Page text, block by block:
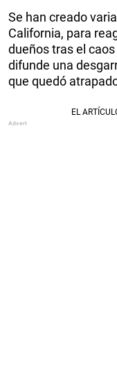
Se han creado
California, para
dueños tras el
difunde una
que quedó